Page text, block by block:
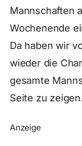
Mannschaften
Wochenende
Da haben wir
wieder die
gesamte
Seite zu
Anzeige